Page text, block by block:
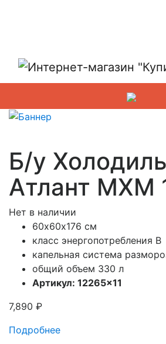
Б/у
Атлант МХМ
Нет в наличии
60х60х176 см
класс энергопотребления B
капельная система
общий объем 330 л
Артикул: 12265×11
7,890 ₽
Подробнее